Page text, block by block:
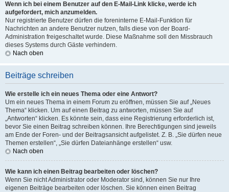
Wenn ich bei einem Benutzer auf den E-Mail-Link klicke, werde ich
aufgefordert, mich anzumelden.
Nur registrierte Benutzer dürfen die foreninterne E-Mail-Funktion für
Nachrichten an andere Benutzer nutzen, falls diese von der Board-
Administration freigeschaltet wurde. Diese Maßnahme soll den Missbrauch
dieses Systems durch Gäste verhindern.
Nach oben
Beiträge schreiben
Wie erstelle ich ein neues Thema oder eine Antwort?
Um ein neues Thema in einem Forum zu eröffnen, müssen Sie auf „Neues
Thema“ klicken. Um auf einen Beitrag zu antworten, müssen Sie auf
„Antworten“ klicken. Es könnte sein, dass eine Registrierung erforderlich ist,
bevor Sie einen Beitrag schreiben können. Ihre Berechtigungen sind jeweils
am Ende der Foren- und der Beitragsansicht aufgelistet. Z. B. „Sie dürfen neue
Themen erstellen“, „Sie dürfen Dateianhänge erstellen“ usw.
Nach oben
Wie kann ich einen Beitrag bearbeiten oder löschen?
Wenn Sie nicht Administrator oder Moderator sind, können Sie nur Ihre
eigenen Beiträge bearbeiten oder löschen. Sie können einen Beitrag